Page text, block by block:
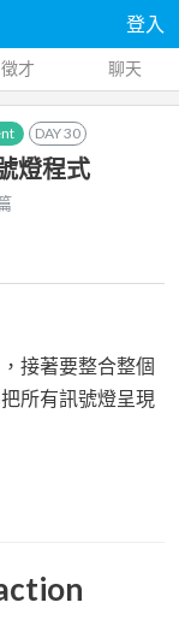
登入
徵才 聊天
DAY30
燈程式
接著要整合整個
所有訊號燈呈現